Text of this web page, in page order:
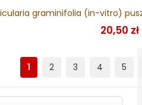
graminifolia (in-vitro)
20,50 zł
1 2 3 4 5